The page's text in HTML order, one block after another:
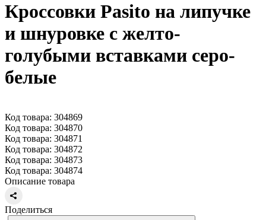
Кроссовки Pasito на липучке
и шнуровке с желто-
голубыми вставками серо-
белые
Код товара: 304869
Код товара: 304870
Код товара: 304871
Код товара: 304872
Код товара: 304873
Код товара: 304874
Описание товара
Поделиться